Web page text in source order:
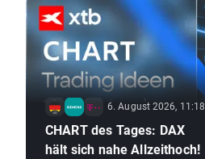
6. August 2026, 11:18
CHART des Tages: DAX
hält sich nahe Allzeithoch!